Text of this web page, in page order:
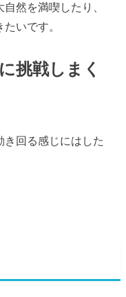
然を満喫したり、
いです。
挑戦しまく
回る感じにはした